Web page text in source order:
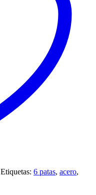
Etiquetas: 6 patas, acero,